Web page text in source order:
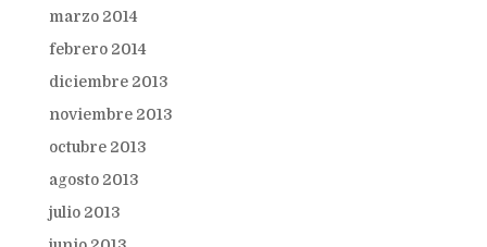
marzo 2014
febrero 2014
diciembre 2013
noviembre 2013
octubre 2013
agosto 2013
julio 2013